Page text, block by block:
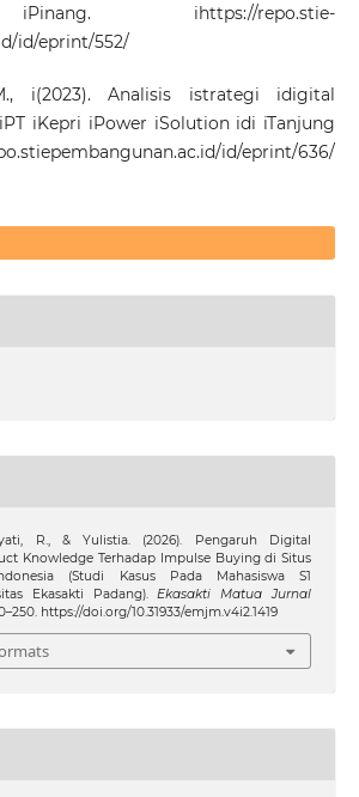
iPinang. ihttps://repo.stie-
id/eprint/552/
i(2023). Analisis istrategi idigital
iKepri iPower iSolution idi iTanjung
id/eprint/636/
R., & Yulistia. (2026). Pengaruh Digital
Knowledge Terhadap Impulse Buying di Situs
(Studi Kasus Pada Mahasiswa S1
Ekasakti Padang).Ekasakti Matua Jurnal
https://doi.org/10.31933/emjm.v4i2.1419